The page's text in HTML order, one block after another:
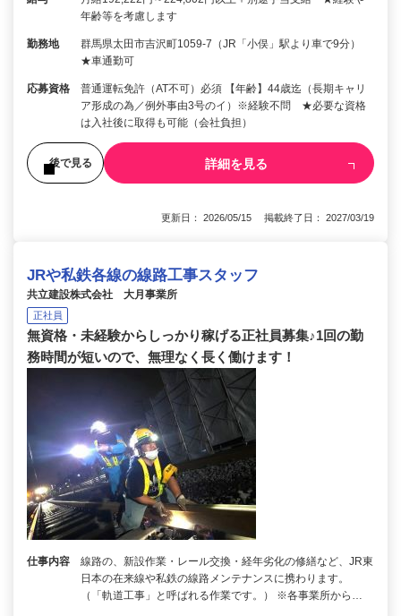
年齢等を考慮します
勤務地
群馬県太田市吉沢町1059-7（JR「小俣」駅より車で9分）
★車通勤可
応募資格
普通運転免許（AT不可）必須 【年齢】44歳迄（長期キャリ
ア形成の為／例外事由3号のイ）※経験不問 ★必要な資格
は入社後に取得も可能（会社負担）
後で見る 詳細を見る
更新日： 2026/05/15 掲載終了日： 2027/03/19
JRや私鉄各線の線路工事スタッフ
共立建設株式会社 大月事業所
正社員
無資格・未経験からしっかり稼げる正社員募集♪1回の勤
務時間が短いので、無理なく長く働けます！
仕事内容
線路の、新設作業・レール交換・経年劣化の修繕など、JR東
日本の在来線や私鉄の線路メンテナンスに携わります。
（「軌道工事」と呼ばれる作業です。） ※各事業所から…